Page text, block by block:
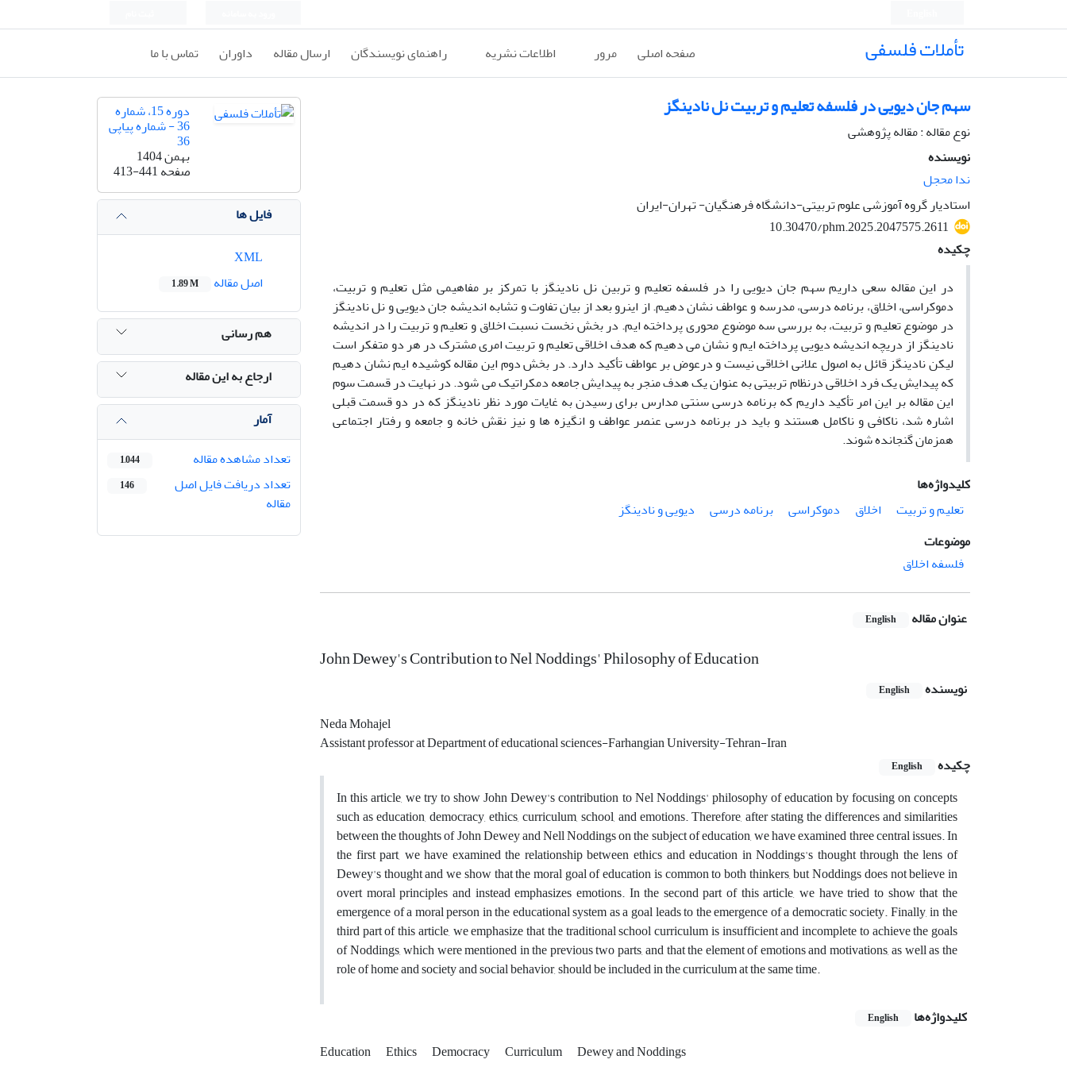
تأملات فلسفی صفحه اصلی مرور اطلاعات نشریه راهنمای نویسندگان ارسال مقاله داوران تماس با ما
سهم جان دیویی در فلسفه تعلیم و تربیت نل نادینگز
نوع مقاله : مقاله پژوهشی
نویسنده
ندا محجل
استادیار گروه آموزشی علوم تربیتی-دانشگاه فرهنگیان- تهران-ایران
10.30470/phm.2025.2047575.2611
چکیده
در این مقاله سعی داریم سهم جان دیویی را در فلسفه تعلیم و تربین نل نادینگز با تمرکز بر مفاهیمی مثل تعلیم و تربیت،
دموکراسی، اخلاق، برنامه درسی، مدرسه و عواطف نشان دهیم. از اینرو بعد از بیان تفاوت و تشابه اندیشه جان دیویی و نل نادینگز
در موضوع تعلیم و تربیت، به بررسی سه موضوع محوری پرداخته ایم. در بخش نخست نسبت اخلاق و تعلیم و تربیت را در اندیشه
نادینگز از دریچه اندیشه دیویی پرداخته ایم و نشان می دهیم که هدف اخلاقی تعلیم و تربیت امری مشترک در هر دو متفکر است
لیکن نادینگز قائل به اصول علانی اخلاقی نیست و درعوض بر عواطف تأکید دارد. در بخش دوم این مقاله کوشیده ایم نشان دهیم
که پیدایش یک فرد اخلاقی درنظام تربیتی به عنوان یک هدف منجر به پیدایش جامعه دمکراتیک می شود. در نهایت در قسمت سوم
این مقاله بر این امر تأکید داریم که برنامه درسی سنتی مدارس برای رسیدن به غایات مورد نظر نادینگز که در دو قسمت قبلی
اشاره شد، ناکافی و ناکامل هستند و باید در برنامه درسی عنصر عواطف و انگیزه ها و نیز نقش خانه و جامعه و رفتار اجتماعی
همزمان گنجانده شوند.
کلیدواژه‌ها
تعلیم و تربیت
اخلاق دموکراسی برنامه درسی
دیویی و نادینگز
موضوعات
فلسفه اخلاق
عنوان مقاله English
John Dewey's Contribution to Nel Noddings' Philosophy of Education
نویسنده English
Neda Mohajel
Assistant professor at Department of educational sciences-Farhangian University-Tehran-Iran
چکیده
English
In this article, we try to show John Dewey's contribution to Nel Noddings' philosophy of education by focusing on concepts
such as education, democracy, ethics, curriculum, school, and emotions. Therefore, after stating the differences and similarities
between the thoughts of John Dewey and Nell Noddings on the subject of education, we have examined three central issues. In
the first part, we have examined the relationship between ethics and education in Noddings's thought through the lens of
Dewey's thought and we show that the moral goal of education is common to both thinkers, but Noddings does not believe in
overt moral principles and instead emphasizes emotions. In the second part of this article, we have tried to show that the
emergence of a moral person in the educational system as a goal leads to the emergence of a democratic society. Finally, in the
third part of this article, we emphasize that the traditional school curriculum is insufficient and incomplete to achieve the goals
of Noddings, which were mentioned in the previous two parts, and that the element of emotions and motivations, as well as the
role of home and society and social behavior, should be included in the curriculum at the same time.
کلیدواژه‌ها
English
Education Ethics Democracy Curriculum
Dewey and Noddings
دوره 15، شماره
36 - شماره پیاپی
36
بهمن 1404
صفحه413-441
فایل ها
اصل مقاله
1.89 M
هم رسانی
ارجاع به این مقاله
آمار
تعداد مشاهده مقاله
1,044
تعداد دریافت فایل اصل
مقاله
146